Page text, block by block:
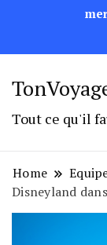
Tout ce qu'il
Home
Disneyland